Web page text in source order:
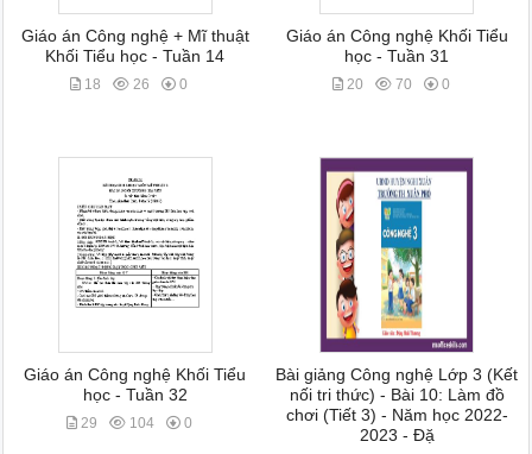
Giáo án Công nghệ + Mĩ thuật
Khối Tiểu học - Tuần 14
18 26 0
Giáo án Công nghệ Khối Tiểu
học - Tuần 31
20 70 0
Giáo án Công nghệ Khối Tiểu
học - Tuần 32
29 104 0
Bài giảng Công nghệ Lớp 3 (Kết
nối tri thức) - Bài 10: Làm đồ
chơi (Tiết 3) - Năm học 2022-
2023 - Đặ